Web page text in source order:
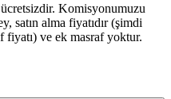
Komisyonumuzu
satın alma fiyatıdır (şimdi
fiyatı) ve ek masraf yoktur.